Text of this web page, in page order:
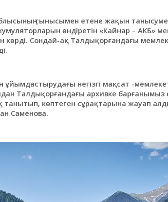
тынысымен етене жақын
өндіретін «Кайнар – АКБ»
көрді. Сондай-ақ Талдықорғандағы
негізгі мақсат -
Талдықорғандағы архивке
көптеген сұрақтарына жауап
Саменова.